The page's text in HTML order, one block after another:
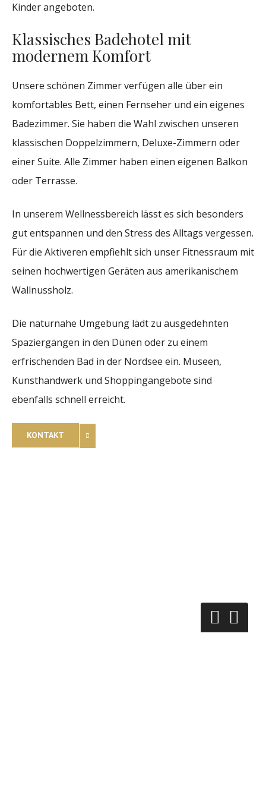
Kinder angeboten.
Klassisches Badehotel mit
modernem Komfort
Unsere schönen Zimmer verfügen alle über ein
komfortables Bett, einen Fernseher und ein eigenes
Badezimmer. Sie haben die Wahl zwischen unseren
klassischen Doppelzimmern, Deluxe-Zimmern oder
einer Suite. Alle Zimmer haben einen eigenen Balkon
oder Terrasse.
In unserem Wellnessbereich lässt es sich besonders
gut entspannen und den Stress des Alltags vergessen.
Für die Aktiveren empfiehlt sich unser Fitnessraum mit
seinen hochwertigen Geräten aus amerikanischem
Wallnussholz.
Die naturnahe Umgebung lädt zu ausgedehnten
Spaziergängen in den Dünen oder zu einem
erfrischenden Bad in der Nordsee ein. Museen,
Kunsthandwerk und Shoppingangebote sind
ebenfalls schnell erreicht.
KONTAKT